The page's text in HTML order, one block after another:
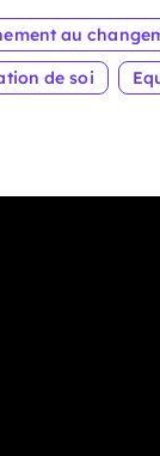
au
de soi